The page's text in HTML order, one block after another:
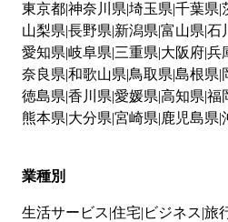
東京都神奈川県 埼玉県 千葉県
山梨県 長野県 新潟県 富山県 石
愛知県 岐阜県 三重県 大阪府兵
奈良県 和歌山県 鳥取県 島根県
徳島県 香川県 愛媛県 高知県 福
熊本県 大分県 宮崎県 鹿児島県
業種別
生活サービス 住宅 ビジネス 旅